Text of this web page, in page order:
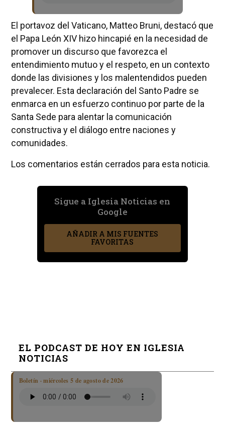
El portavoz del Vaticano, Matteo Bruni, destacó que
el Papa León XIV hizo hincapié en la necesidad de
promover un discurso que favorezca el
entendimiento mutuo y el respeto, en un contexto
donde las divisiones y los malentendidos pueden
prevalecer. Esta declaración del Santo Padre se
enmarca en un esfuerzo continuo por parte de la
Santa Sede para alentar la comunicación
constructiva y el diálogo entre naciones y
comunidades.
Los comentarios están cerrados para esta noticia.
Sigue a Iglesia Noticias en
Google
AÑADIR A MIS FUENTES
FAVORITAS
EL PODCAST DE HOY EN IGLESIA
NOTICIAS
Boletín · miércoles 5 de agosto de 2026